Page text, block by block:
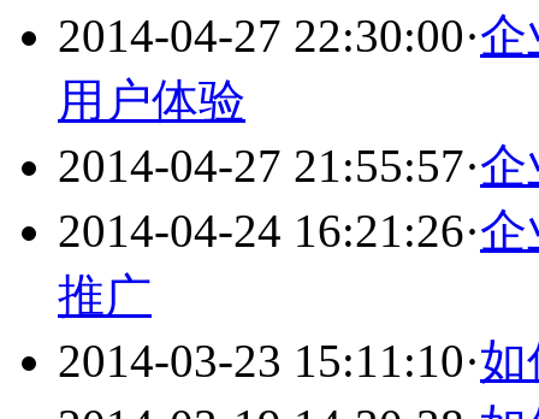
2014-04-27 22:30:00·企
用户体验
2014-04-27 21:55:57·企
2014-04-24 16:21:26·企
推广
2014-03-23 15:11:10·如